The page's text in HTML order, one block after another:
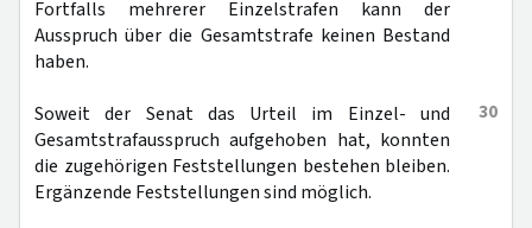
Fortfalls mehrerer Einzelstrafen kann der
Ausspruch über die Gesamtstrafe keinen Bestand
haben.
30
Soweit der Senat das Urteil im Einzel- und
Gesamtstrafausspruch aufgehoben hat, konnten
die zugehörigen Feststellungen bestehen bleiben.
Ergänzende Feststellungen sind möglich.